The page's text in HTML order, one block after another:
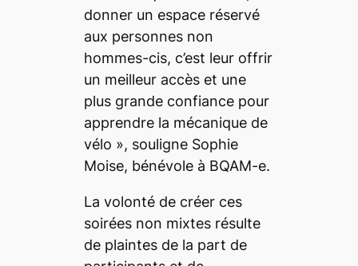
donner un espace réservé
aux personnes non
hommes-cis, c’est leur offrir
un meilleur accès et une
plus grande confiance pour
apprendre la mécanique de
vélo », souligne Sophie
Moise, bénévole à BQAM-e.
La volonté de créer ces
soirées non mixtes résulte
de plaintes de la part de